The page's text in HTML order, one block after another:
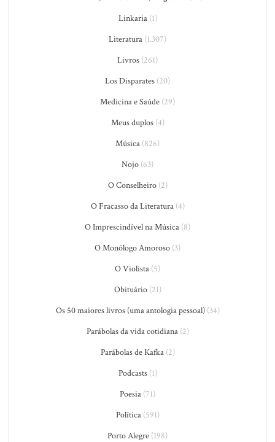
Linkaria(1)
Literatura (1.307)
Livros (261)
Los Disparates (20)
Medicina e Saúde (29)
Meus duplos(4)
Música (826)
Nojo (63)
O Conselheiro(2)
O Fracasso da Literatura(4)
O Imprescindível na Música (8)
O Monólogo Amoroso (3)
O Violista (5)
Obituário(21)
Os 50 maiores livros (uma antologia pessoal)(34)
Parábolas da vida cotidiana(2)
Parábolas de Kafka(2)
Podcasts(1)
Poesia (71)
Política(591)
Porto Alegre (198)